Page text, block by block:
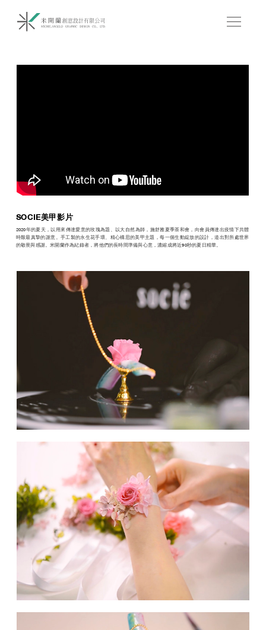
SOCIE美甲影片
2020年的夏天，以用來傳達愛意的玫瑰為題、以大自然為師，施舒雅夏季茶和會，向會員傳達出疫情下共體
時艱最真摯的謝意。手工製的永生花手環、精心構思的美甲主題，每一個生動綻放的設計，道出對所處世界
的敬畏與感謝。米開蘭作為紀錄者，將他們的長時間準備與心意，濃縮成將近90秒的夏日精華。